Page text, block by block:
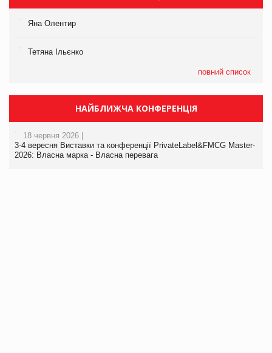
Яна Олентир
Тетяна Ільєнко
повний список
НАЙБЛИЖЧА КОНФЕРЕНЦІЯ
18 червня 2026 |
3-4 вересня Виставки та конференції PrivateLabel&FMCG Master-
2026: Власна марка - Власна перевага